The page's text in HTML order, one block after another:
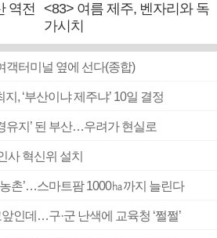
역전
<83> 여름 제주, 벤자리와 독
가시치
객터미널 옆에 선다(종합)
, ‘부산이냐 제주냐’ 10일 결정
유지’ 된 부산…우려가 현실로
사 혁신위 설치
촌’…스마트팜 1000㏊까지 늘린다
인데…구·군 난색에 교육청 ‘쩔쩔’